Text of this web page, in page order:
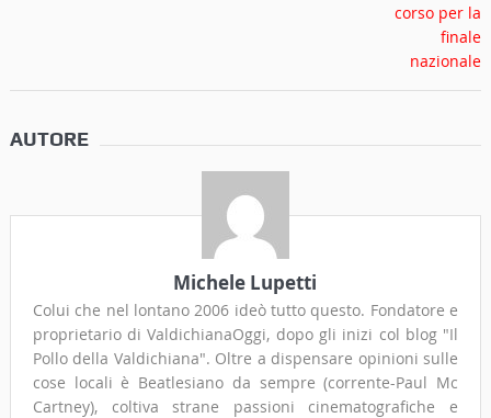
AUTORE
Michele Lupetti
Colui che nel lontano 2006 ideò tutto questo. Fondatore e
proprietario di ValdichianaOggi, dopo gli inizi col blog "Il
Pollo della Valdichiana". Oltre a dispensare opinioni sulle
cose locali è Beatlesiano da sempre (corrente-Paul Mc
Cartney), coltiva strane passioni cinematografiche e